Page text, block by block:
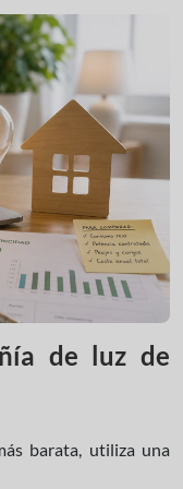
de luz de
barata, utiliza una